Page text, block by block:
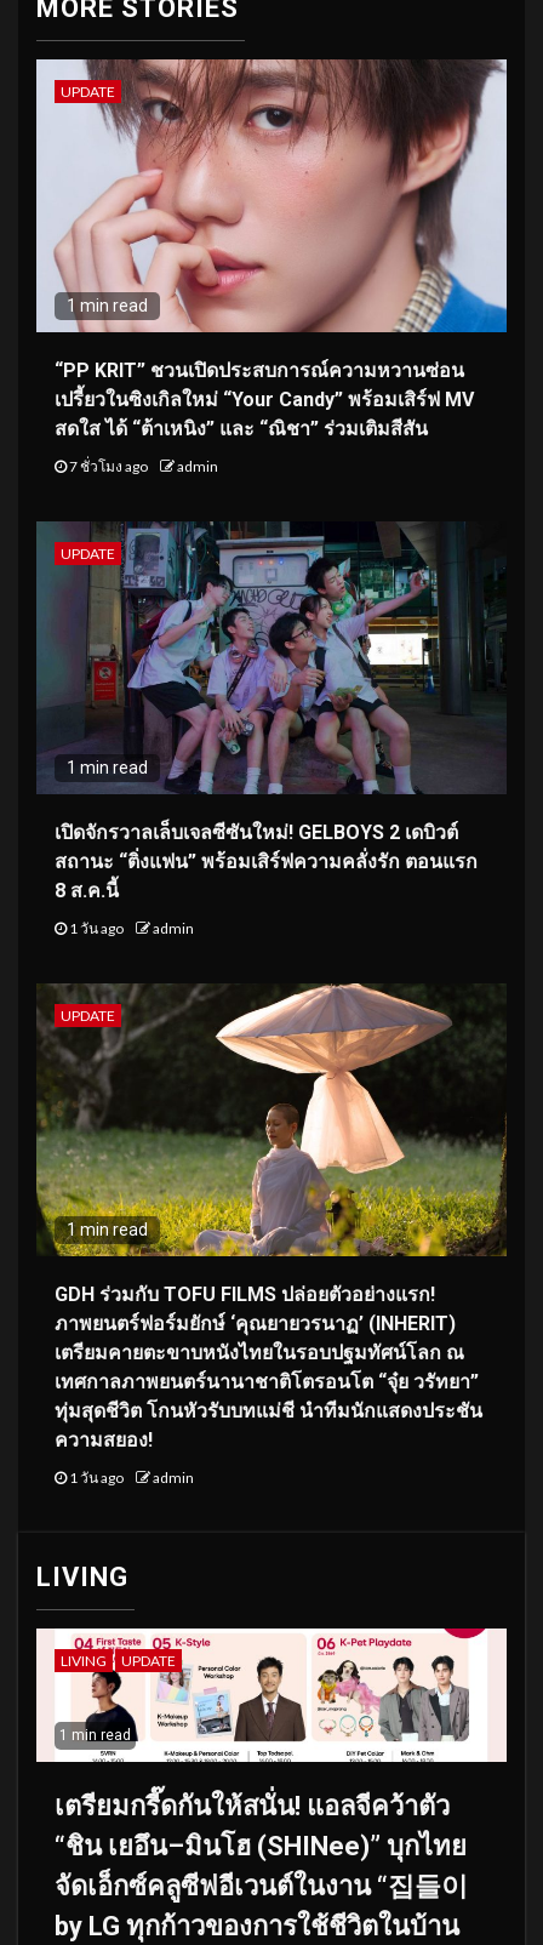
MORE STORIES
UPDATE
1 min read
“PP KRIT” ชวนเปิดประสบการณ์ความหวานซ่อน
เปรี้ยวในซิงเกิลใหม่ “Your Candy” พร้อมเสิร์ฟ MV
สดใส ได้ “ต้าเหนิง” และ “ณิชา” ร่วมเติมสีสัน
7 ชั่วโมง ago admin
UPDATE
1 min read
เปิดจักรวาลเล็บเจลซีซันใหม่! GELBOYS 2 เดบิวต์
สถานะ “ติ่งแฟน” พร้อมเสิร์ฟความคลั่งรัก ตอนแรก
8 ส.ค.นี้
1 วัน ago admin
UPDATE
1 min read
GDH ร่วมกับ TOFU FILMS ปล่อยตัวอย่างแรก!
ภาพยนตร์ฟอร์มยักษ์ ‘คุณยายวรนาฏ’ (INHERIT)
เตรียมคายตะขาบหนังไทยในรอบปฐมทัศน์โลก ณ
เทศกาลภาพยนตร์นานาชาติโตรอนโต “จุ๋ย วรัทยา”
ทุ่มสุดชีวิต โกนหัวรับบทแม่ชี นำทีมนักแสดงประชัน
ความสยอง!
1 วัน ago admin
LIVING
LIVING UPDATE
1 min read
เตรียมกรี๊ดกันให้สนั่น! แอลจีคว้าตัว
“ชิน เยอึน–มินโฮ (SHINee)” บุกไทย
จัดเอ็กซ์คลูซีฟอีเวนต์ในงาน “집들이
by LG ทุกก้าวของการใช้ชีวิตในบ้าน